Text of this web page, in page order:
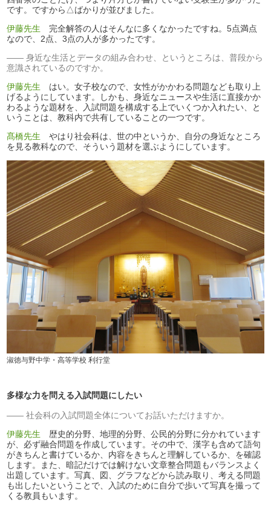
です。ですから△ばかりが並びました。
伊藤先生 完全解答の人はそんなに多くなかったですね。5点満点
なので、2点、3点の人が多かったです。
身近な生活とデータの組み合わせ、というところは、普段から
意識されているのですか。
伊藤先生 はい。女子校なので、女性がかかわる問題なども取り上
げるようにしています。しかも、身近なニュースや生活に直接かか
わるような題材を、入試問題を構成する上でいくつか入れたい、と
いうことは、教科内で共有していることの一つです。
髙橋先生 やはり社会科は、世の中というか、自分の身近なところ
を見る教科なので、そういう題材を選ぶようにしています。
淑徳与野中学・高等学校 利行堂
多様な力を問える入試問題にしたい
社会科の入試問題全体についてお話いただけますか。
伊藤先生 歴史的分野、地理的分野、公民的分野に分かれています
が、必ず融合問題を作成しています。その中で、漢字も含めて語句
がきちんと書けているか、内容をきちんと理解しているか、を確認
します。また、暗記だけでは解けない文章整合問題もバランスよく
出題しています。写真、図、グラフなどから読み取り、考える問題
も出したいということで、入試のために自分で歩いて写真を撮って
くる教員もいます。